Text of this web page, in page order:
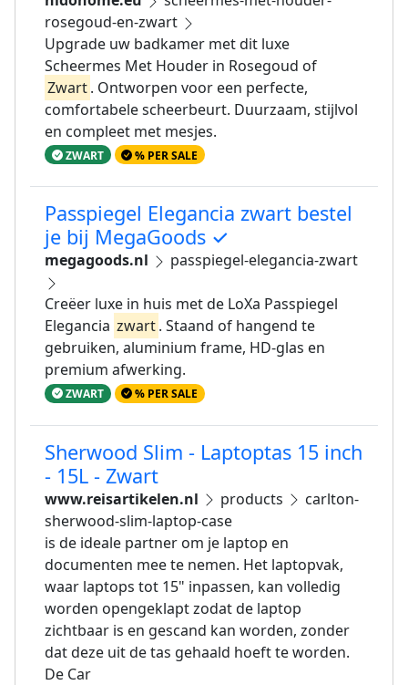
rosegoud-en-zwart
Upgrade uw badkamer met dit luxe
Scheermes Met Houder in Rosegoud of
Zwart. Ontworpen voor een perfecte,
comfortabele scheerbeurt. Duurzaam, stijlvol
en compleet met mesjes.
ZWART % PER SALE
Passpiegel Elegancia zwart bestel
je bij MegaGoods ✓
megagoods.nl passpiegel-elegancia-zwart
Creëer luxe in huis met de LoXa Passpiegel
Elegancia zwart. Staand of hangend te
gebruiken, aluminium frame, HD-glas en
premium afwerking.
ZWART % PER SALE
Sherwood Slim - Laptoptas 15 inch
- 15L - Zwart
www.reisartikelen.nl products
carlton-
sherwood-slim-laptop-case
is de ideale partner om je laptop en
documenten mee te nemen. Het laptopvak,
waar laptops tot 15" inpassen, kan volledig
worden opengeklapt zodat de laptop
zichtbaar is en gescand kan worden, zonder
dat deze uit de tas gehaald hoeft te worden.
De Car